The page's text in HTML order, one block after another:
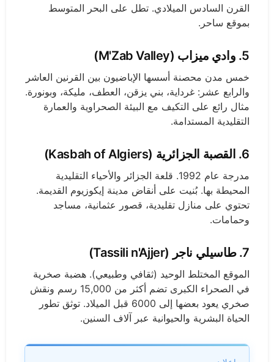
القرن السادس الميلادي. تطل على البحر المتوسط
بموقع ساحر.
5. وادي ميزاب (M'Zab Valley)
خمس مدن محصنة أسسها الإباضيون بين القرنين العاشر
والرابع عشر: غرداية، بني يزقن، العطف، مليكة، وبونورة.
مثال رائع على التكيف مع البيئة الصحراوية والعمارة
التقليدية المستدامة.
6. القصبة الجزائرية (Kasbah of Algiers)
مدرجة عام 1992. قلعة الجزائر والأحياء التقليدية
المحيطة بها. بُنيت على أنقاض مدينة إيكوزيوم القديمة.
تحتوي على منازل تقليدية، قصور عثمانية، مساجد
وحمامات.
7. طاسيلي ناجر (Tassili n'Ajjer)
الموقع المختلط الوحيد (ثقافي وطبيعي). هضبة صخرية
في الصحراء الكبرى تضم أكثر من 15,000 رسم ونقش
صخري يعود بعضها إلى 6000 قبل الميلاد. توثق تطور
الحياة البشرية والحيوانية عبر آلاف السنين.